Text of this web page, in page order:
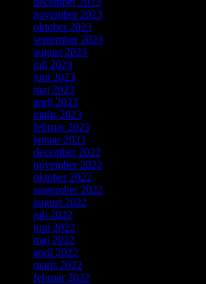
november 2023
oktober 2023
september 2023
august 2023
juli 2023
juni 2023
maj 2023
april 2023
marts 2023
februar 2023
januar 2023
december 2022
november 2022
oktober 2022
september 2022
august 2022
juli 2022
juni 2022
maj 2022
april 2022
marts 2022
februar 2022